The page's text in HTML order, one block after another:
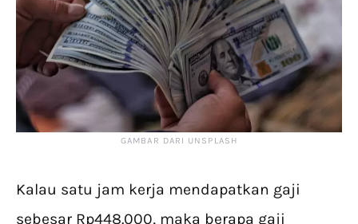
GAMBAR DARI UNSPLASH
Kalau satu jam kerja mendapatkan gaji
sebesar Rp448.000, maka berapa gaji